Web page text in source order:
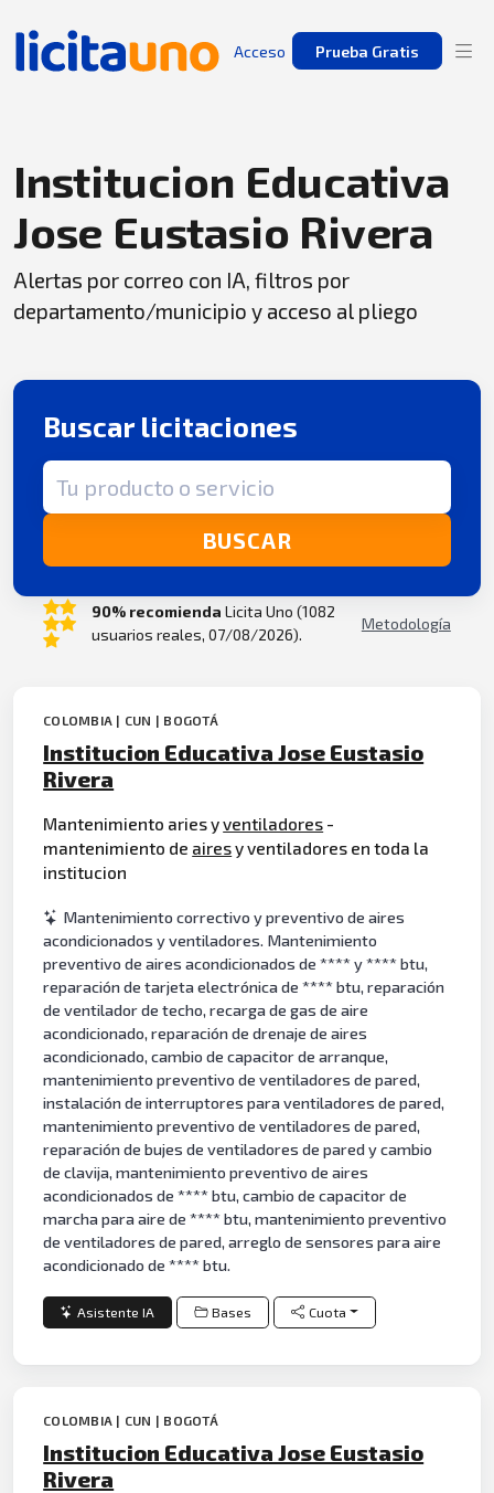
Acceso Prueba Gratis
Institucion Educativa
Jose Eustasio Rivera
Alertas por correo con IA, filtros por
departamento/municipio y acceso al pliego
Buscar licitaciones
Término de búsqueda
BUSCAR
90% recomienda Licita Uno (1082
usuarios reales, 07/08/2026).
Metodología
COLOMBIA | CUN | BOGOTÁ
Institucion Educativa Jose Eustasio
Rivera
Mantenimiento aries yventiladores -
mantenimiento de airesy ventiladores en toda la
institucion
Mantenimiento correctivo y preventivo de aires
acondicionados y ventiladores. Mantenimiento
preventivo de aires acondicionados de **** y **** btu,
reparación de tarjeta electrónica de **** btu, reparación
de ventilador de techo, recarga de gas de aire
acondicionado, reparación de drenaje de aires
acondicionado, cambio de capacitor de arranque,
mantenimiento preventivo de ventiladores de pared,
instalación de interruptores para ventiladores de pared,
mantenimiento preventivo de ventiladores de pared,
reparación de bujes de ventiladores de pared y cambio
de clavija, mantenimiento preventivo de aires
acondicionados de **** btu, cambio de capacitor de
marcha para aire de **** btu, mantenimiento preventivo
de ventiladores de pared, arreglo de sensores para aire
acondicionado de **** btu.
Asistente IA Bases Cuota
COLOMBIA | CUN | BOGOTÁ
Institucion Educativa Jose Eustasio
Rivera